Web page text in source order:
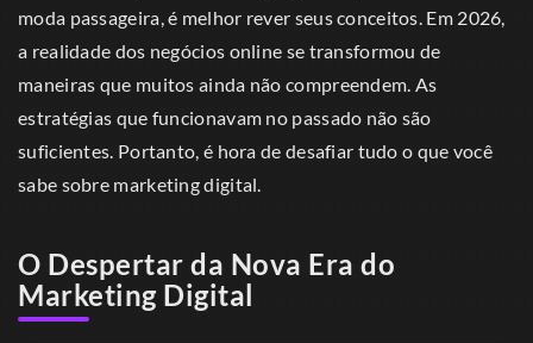
moda passageira, é melhor rever seus conceitos. Em 2026,
a realidade dos negócios online se transformou de
maneiras que muitos ainda não compreendem. As
estratégias que funcionavam no passado não são
suficientes. Portanto, é hora de desafiar tudo o que você
sabe sobre marketing digital.
O Despertar da Nova Era do
Marketing Digital